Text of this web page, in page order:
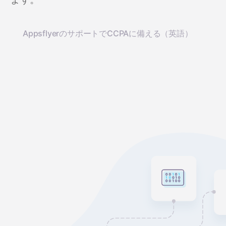
AppsflyerのサポートでCCPAに備える（英語）